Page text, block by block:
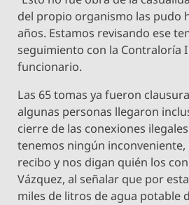
del propio organismo las pudo
años. Estamos revisando ese
seguimiento con la Contraloría
funcionario.
Las 65 tomas ya fueron
algunas personas llegaron
cierre de las conexiones
tenemos ningún
recibo y nos digan quién los
Vázquez, al señalar que por
miles de litros de agua potable